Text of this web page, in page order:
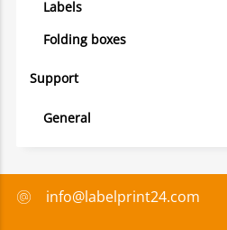
Labels
Folding boxes
Support
General
info@labelprint24.com